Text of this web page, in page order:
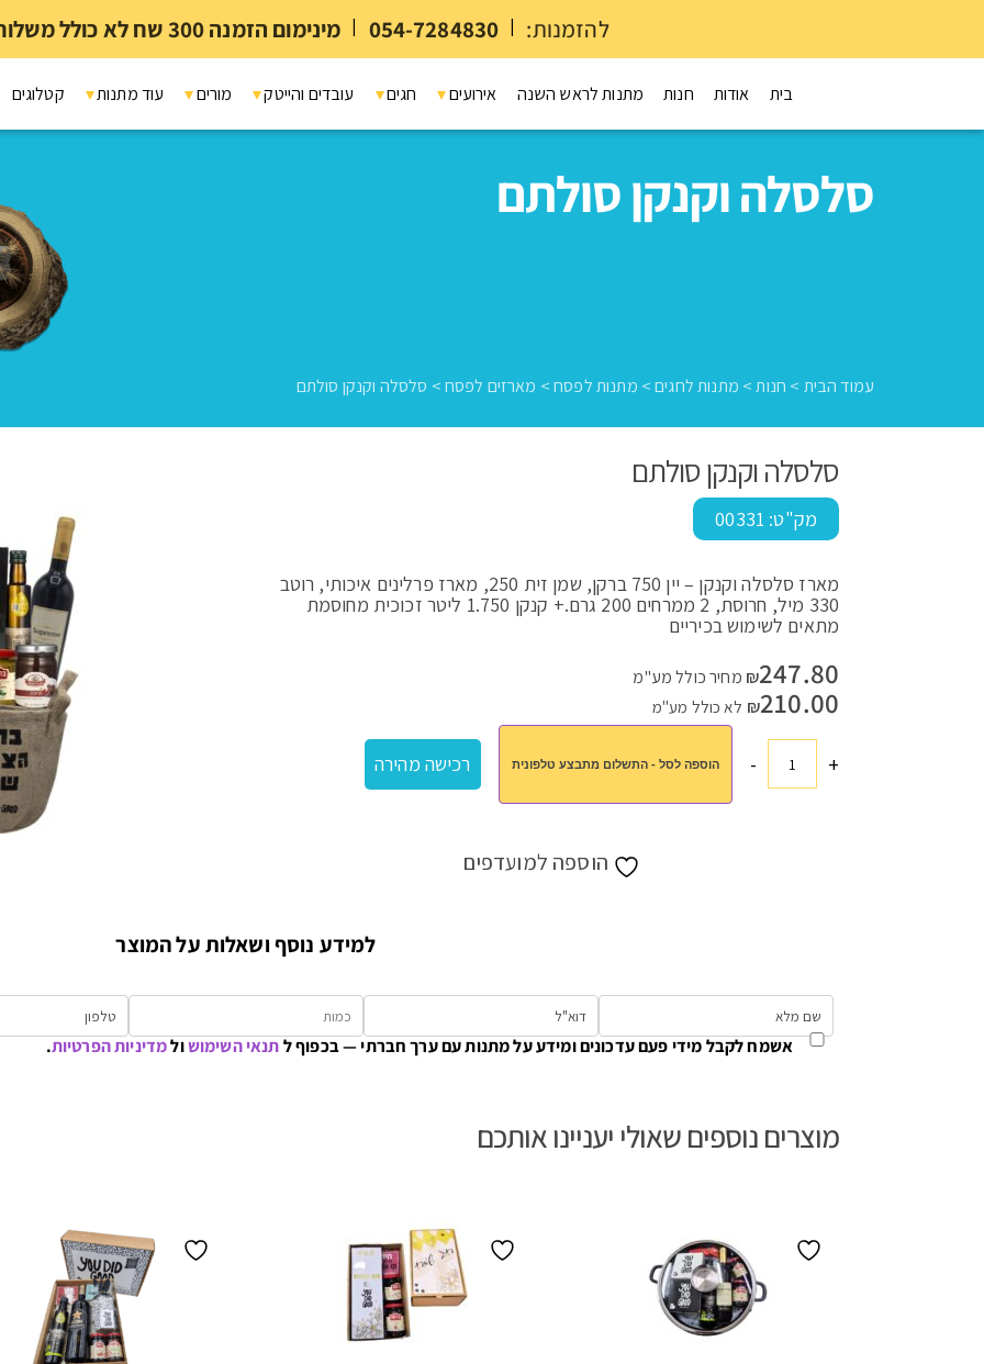
להזמנות: |
054-7284830
| מינימום הזמנה 300 שח לא כולל משלוח ומיתוג
בית אודות חנות מתנות לראש השנה אירועים חגים עובדים והייטק מורים עוד מתנות קטלוגים
סלסלה וקנקן סולתם
עמוד הבית > חנות> מתנות לחגים> מתנות לפסח> מארזים לפסח> סלסלה וקנקן סולתם
חנות>מתנות לחגים> מתנות לפסח>מארזים לפסח>סלסלה וקנקן סולתם
סלסלה וקנקן סולתם
מק"ט: 00331
מארז סלסלה וקנקן – יין 750 ברקן, שמן זית 250, מארז פרלינים איכותי, רוטב
330 מיל, חרוסת, 2 ממרחים 200 גרם.+ קנקן 1.750 ליטר זכוכית מחוסמת
מתאים לשימוש בכיריים
₪247.80
מחיר כולל מע"מ
₪210.00 לא כולל מע"מ
+כמות
- הוספה לסל - התשלום מתבצע טלפונית רכישה מהירה
הוספה למועדפים
למידע נוסף ושאלות על המוצר
אשמח לקבל מידי פעם עדכונים ומידע על מתנות עם ערך חברתי — בכפוף לתנאי השימושולמדיניות הפרטיות.
מוצרים נוספים שאולי יעניינו אותכם